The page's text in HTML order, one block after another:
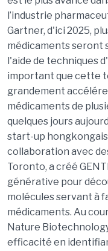
l’industrie
Gartner, d'ici 2025,
médicaments seront
l'aide de techniques
important que cette
grandement
médicaments de
quelques jours
start-up
collaboration avec
Toronto, a créé
générative pour
molécules servant à
médicaments. Au
Nature
efficacité en